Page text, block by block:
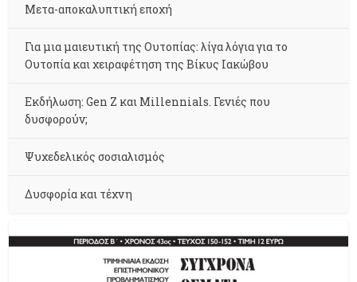
Μετα-αποκαλυπτική εποχή
Για μια μαιευτική της Ουτοπίας: λίγα λόγια για το
Ουτοπία και χειραφέτηση της Βίκυς Ιακώβου
Εκδήλωση: Gen Z και Millennials. Γενιές που
δυσφορούν;
Ψυχεδελικός σοσιαλισμός
Δυσφορία και τέχνη